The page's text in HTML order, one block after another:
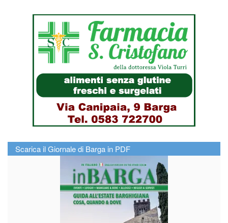
Scarica il Giornale di Barga in PDF